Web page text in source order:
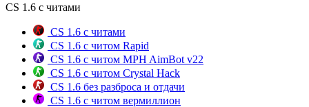
CS 1.6 с читами
CS 1.6 с читами
CS 1.6 с читом Rapid
CS 1.6 с читом MPH AimBot v22
CS 1.6 с читом Crystal Hack
CS 1.6 без разброса и отдачи
CS 1.6 с читом вермиллион